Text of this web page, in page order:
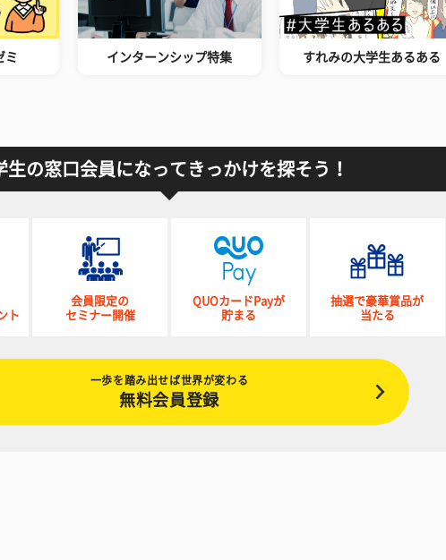
ミ インターンシップ特集 すれみの大学生あるある
生の窓口会員になってきっかけを探そう！
ト
会員限定の
セミナー開催
QUOカードPayが
貯まる
抽選で豪華賞品が
当たる
一歩を踏み出せば世界が変わる
無料会員登録